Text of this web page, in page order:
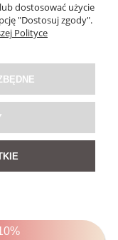
dostosować użycie
"Dostosuj zgody".
Polityce